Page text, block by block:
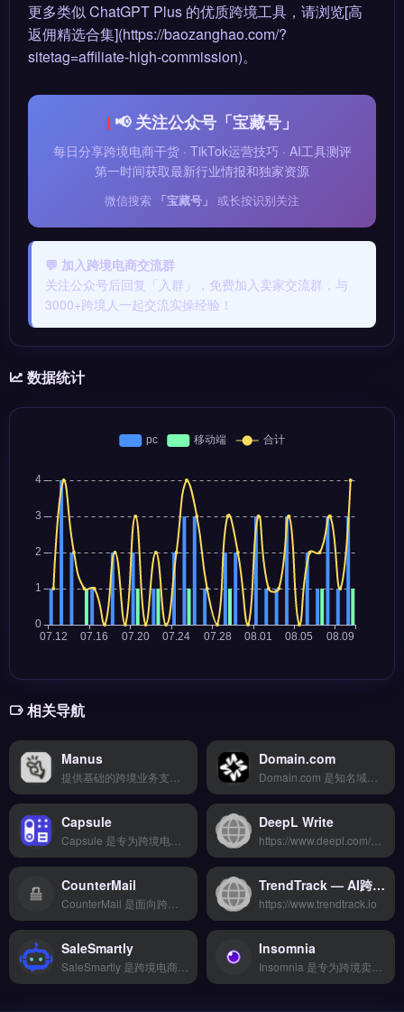
更多类似 ChatGPT Plus 的优质跨境工具，请浏览[高
返佣精选合集](https://baozanghao.com/?
sitetag=affiliate-high-commission)。
📢 关注公众号「宝藏号」
每日分享跨境电商干货 · TikTok运营技巧 · AI工具测评
第一时间获取最新行业情报和独家资源
微信搜索 「宝藏号」 或长按识别关注
💬 加入跨境电商交流群
关注公众号后回复「入群」，免费加入卖家交流群，与
3000+跨境人一起交流实操经验！
数据统计
相关导航
Manus Domain.com
Capsule DeepL Write
CounterMail TrendTrack — AI跨境电商选品与趋势情报分析平台
https://www.trendtrack.io
SaleSmartly Insomnia